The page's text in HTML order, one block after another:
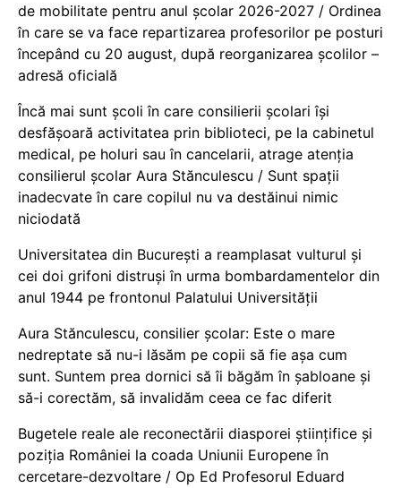
de mobilitate pentru anul școlar 2026-2027 / Ordinea
în care se va face repartizarea profesorilor pe posturi
începând cu 20 august, după reorganizarea școlilor –
adresă oficială
Încă mai sunt școli în care consilierii școlari își
desfășoară activitatea prin biblioteci, pe la cabinetul
medical, pe holuri sau în cancelarii, atrage atenția
consilierul școlar Aura Stănculescu / Sunt spații
inadecvate în care copilul nu va destăinui nimic
niciodată
Universitatea din București a reamplasat vulturul și
cei doi grifoni distruși în urma bombardamentelor din
anul 1944 pe frontonul Palatului Universității
Aura Stănculescu, consilier școlar: Este o mare
nedreptate să nu-i lăsăm pe copii să fie așa cum
sunt. Suntem prea dornici să îi băgăm în șabloane și
să-i corectăm, să invalidăm ceea ce fac diferit
Bugetele reale ale reconectării diasporei științifice și
poziția României la coada Uniunii Europene în
cercetare-dezvoltare / Op Ed Profesorul Eduard